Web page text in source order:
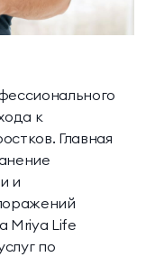
к
Главная
и
Mriya Life
по